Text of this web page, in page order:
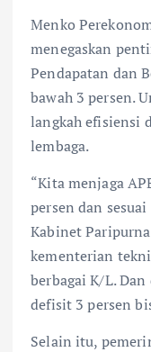
Menko
menegaskan
Pendapatan dan
bawah 3 persen.
langkah efisiensi
lembaga.
“Kita menjaga
persen dan
Kabinet
kementerian
berbagai K/L.
defisit 3 persen
Selain itu,